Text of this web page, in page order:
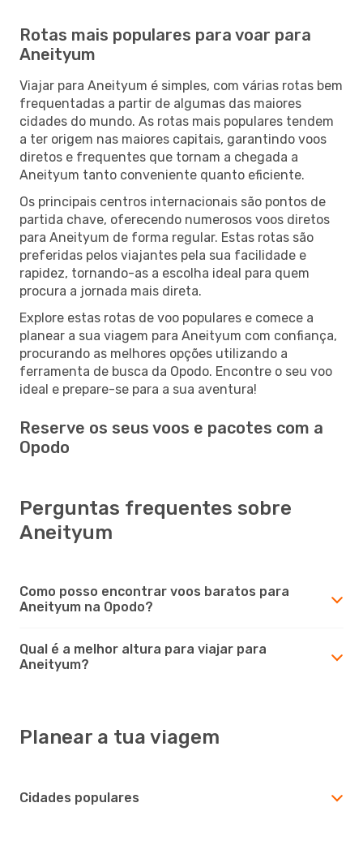
Rotas mais populares para voar para
Aneityum
Viajar para Aneityum é simples, com várias rotas bem
frequentadas a partir de algumas das maiores
cidades do mundo. As rotas mais populares tendem
a ter origem nas maiores capitais, garantindo voos
diretos e frequentes que tornam a chegada a
Aneityum tanto conveniente quanto eficiente.
Os principais centros internacionais são pontos de
partida chave, oferecendo numerosos voos diretos
para Aneityum de forma regular. Estas rotas são
preferidas pelos viajantes pela sua facilidade e
rapidez, tornando-as a escolha ideal para quem
procura a jornada mais direta.
Explore estas rotas de voo populares e comece a
planear a sua viagem para Aneityum com confiança,
procurando as melhores opções utilizando a
ferramenta de busca da Opodo. Encontre o seu voo
ideal e prepare-se para a sua aventura!
Reserve os seus voos e pacotes com a
Opodo
Perguntas frequentes sobre
Aneityum
Como posso encontrar voos baratos para
Aneityum na Opodo?
Qual é a melhor altura para viajar para
Aneityum?
Planear a tua viagem
Cidades populares